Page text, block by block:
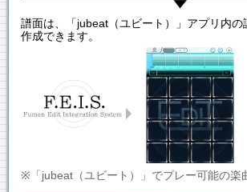
譜面は、「jubeat（ユビート）」アプリ内の
作成できます。
※「jubeat（ユビート）」でプレー可能の楽